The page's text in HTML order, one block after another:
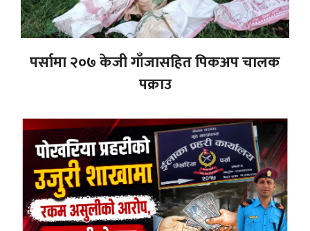
पर्सामा २०७ केजी गाँजासहित पिकअप चालक
पक्राउ